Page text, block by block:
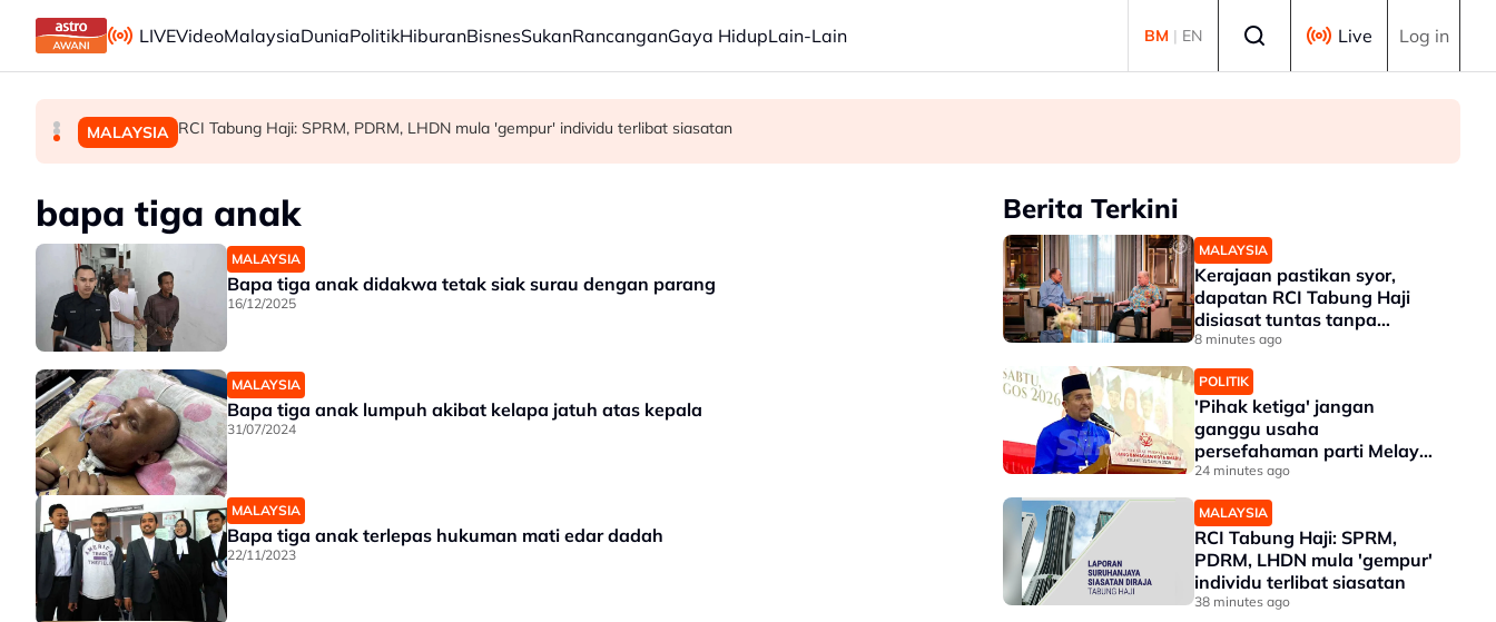
Skip to main content
LIVEVideoMalaysiaDuniaPolitikHiburanBisnesSukanRancanganGaya HidupLain-Lain BM | EN Live Log in
MALAYSIA Kerajaan pastikan syor, dapatan RCI Tabung Haji disiasat tuntas tanpa kompromi - PM Anwar
POLITIK 'Pihak ketiga' jangan ganggu usaha persefahaman parti Melayu - Asyraf Wajdi
MALAYSIA RCI Tabung Haji: SPRM, PDRM, LHDN mula 'gempur' individu terlibat siasatan
bapa tiga anak
MALAYSIA
Bapa tiga anak didakwa tetak siak surau dengan parang
16/12/2025
MALAYSIA
Bapa tiga anak lumpuh akibat kelapa jatuh atas kepala
31/07/2024
MALAYSIA
Bapa tiga anak terlepas hukuman mati edar dadah
22/11/2023
Berita Terkini
MALAYSIA
Kerajaan pastikan syor,
dapatan RCI Tabung Haji
disiasat tuntas tanpa
kompromi - PM Anwar
8 minutes ago
POLITIK
'Pihak ketiga' jangan
ganggu usaha
persefahaman parti Melayu
- Asyraf Wajdi
24 minutes ago
MALAYSIA
RCI Tabung Haji: SPRM,
PDRM, LHDN mula 'gempur'
individu terlibat siasatan
38 minutes ago